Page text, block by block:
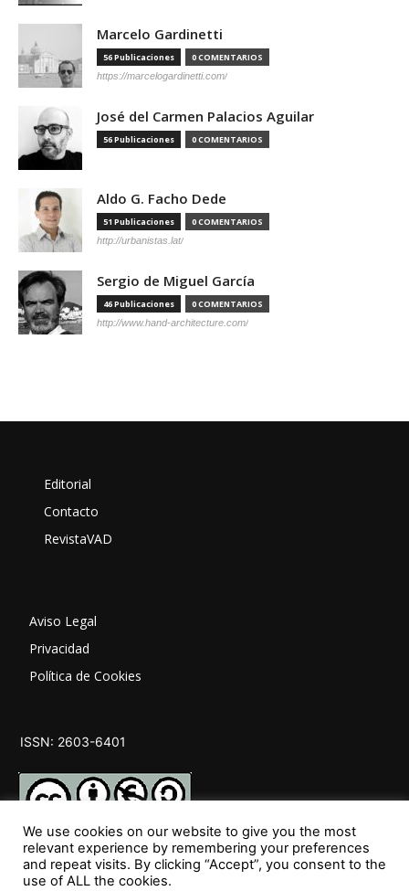
Marcelo Gardinetti
56 Publicaciones 0 COMENTARIOS
https://marcelogardinetti.com/
José del Carmen Palacios Aguilar
56 Publicaciones 0 COMENTARIOS
Aldo G. Facho Dede
51 Publicaciones 0 COMENTARIOS
http://urbanistas.lat/
Sergio de Miguel García
46 Publicaciones 0 COMENTARIOS
http://www.hand-architecture.com/
Editorial
Contacto
RevistaVAD
Aviso Legal
Privacidad
Política de Cookies
ISSN: 2603-6401
SÍGUENOS
We use cookies on our website to give you the most
relevant experience by remembering your preferences
and repeat visits. By clicking “Accept”, you consent to the
use of ALL the cookies.